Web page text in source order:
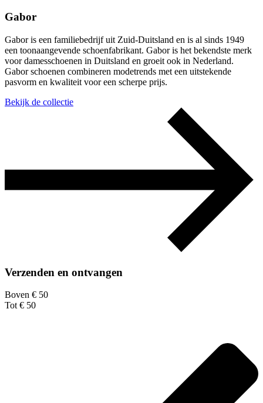
Gabor
Gabor is een familiebedrijf uit Zuid-Duitsland en is al sinds 1949
een toonaangevende schoenfabrikant. Gabor is het bekendste merk
voor damesschoenen in Duitsland en groeit ook in Nederland.
Gabor schoenen combineren modetrends met een uitstekende
pasvorm en kwaliteit voor een scherpe prijs.
Bekijk de collectie
Verzenden en ontvangen
Boven € 50
Tot € 50